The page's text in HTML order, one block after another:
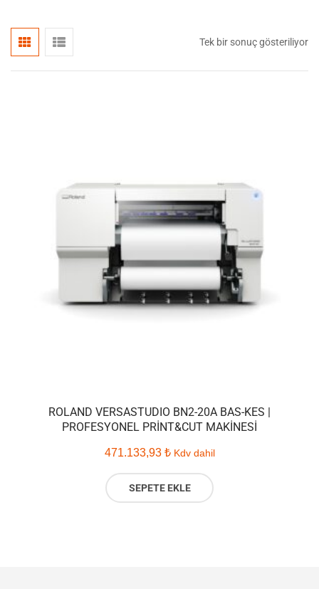
Tek bir sonuç gösteriliyor
ROLAND VERSASTUDIO BN2-20A BAS-KES |
PROFESYONEL PRINT&CUT MAKINESI
471.133,93 ₺ Kdv dahil
SEPETE EKLE